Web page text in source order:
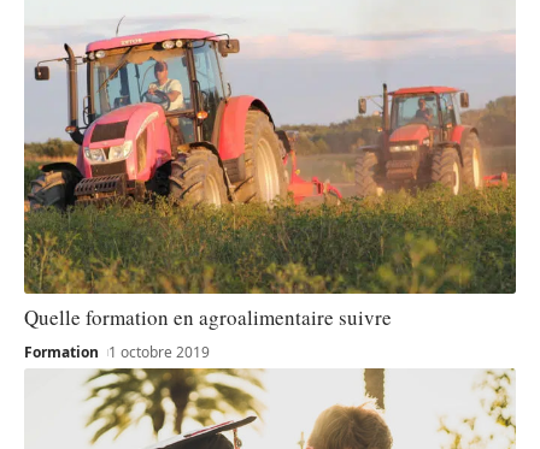
Quelle formation en agroalimentaire suivre
Formation 1 octobre 2019